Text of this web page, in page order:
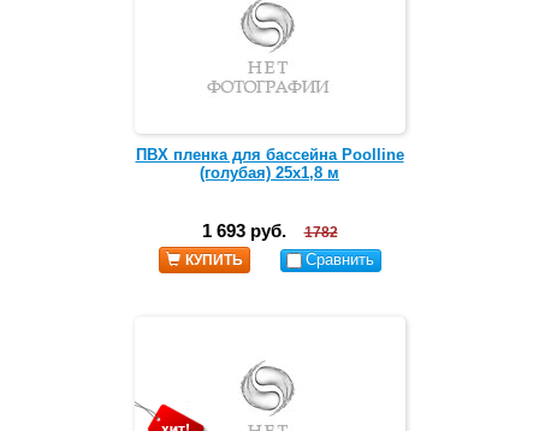
ПВХ пленка для бассейна Poolline
(голубая) 25х1,8 м
1 693 руб.
1782
КУПИТЬ
Сравнить